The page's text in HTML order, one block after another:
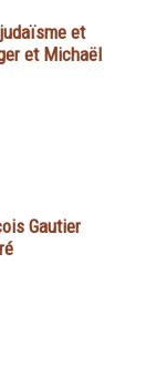
et
et Michaël
Gautier